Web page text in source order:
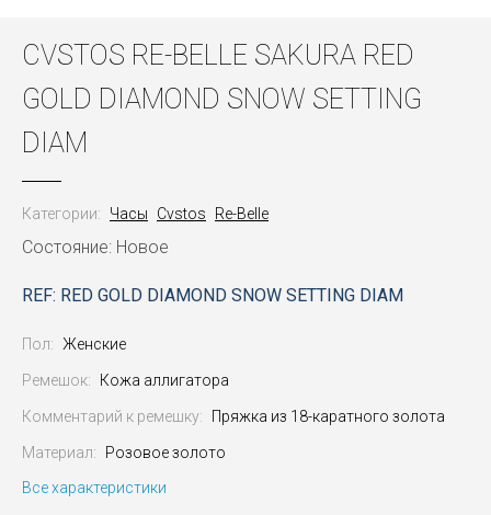
CVSTOS RE-BELLE SAKURA RED
GOLD DIAMOND SNOW SETTING
DIAM
Категории: Часы Cvstos Re-Belle
Состояние: Новое
REF: RED GOLD DIAMOND SNOW SETTING DIAM
Пол: Женские
Ремешок: Кожа аллигатора
Комментарий к ремешку: Пряжка из 18-каратного золота
Материал:
Розовое золото
Все характеристики